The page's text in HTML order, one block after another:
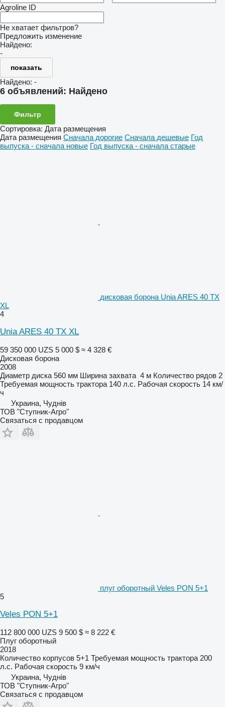
Agroline ID
Не хватает фильтров?
Предложить изменение
Найдено:
-
показать
Найдено: -
6 объявлений: Найдено
Фильтр
Сортировка: Дата размещения
Дата размещения Сначала дорогие Сначала дешевые Год
выпуска - сначала новые Год выпуска - сначала старые
дисковая борона Unia ARES 40 TX
XL
4
Unia ARES 40 TX XL
59 350 000 UZS 5 000 $ ≈ 4 328 €
Дисковая борона
2008
Диаметр диска 560 мм Ширина захвата 4 м Количество рядов 2
Требуемая мощность трактора 140 л.с. Рабочая скорость 14 км/
ч
Украина, Чуднів
ТОВ "Ступник-Агро"
Связаться с продавцом
плуг оборотный Veles PON 5+1
5
Veles PON 5+1
112 800 000 UZS 9 500 $ ≈ 8 222 €
Плуг оборотный
2018
Количество корпусов 5+1 Требуемая мощность трактора 200
л.с. Рабочая скорость 9 км/ч
Украина, Чуднів
ТОВ "Ступник-Агро"
Связаться с продавцом